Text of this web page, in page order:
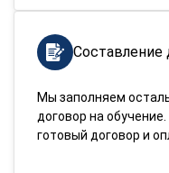
Составление
Мы заполняем
договор на
готовый договор и